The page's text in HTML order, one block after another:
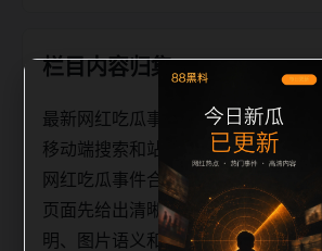
栏目内容归集
最新网红吃瓜事件合集投稿入口热
移动端搜索和站内连续阅读场景整
网红吃瓜事件合集、投稿入口和相关
页面先给出清晰主题，再补充热门
明、图片语义和可点击入口，让用